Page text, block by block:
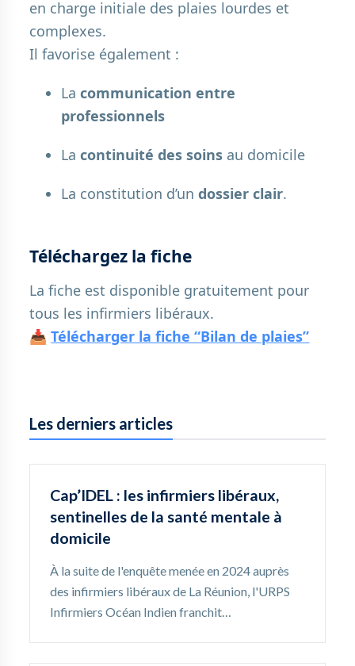
en charge initiale des plaies lourdes et
complexes.
Il favorise également :
Lacommunication entre
professionnels
Lacontinuité des soins au domicile
La constitution d’undossier clair.
Téléchargez la fiche
La fiche est disponible gratuitement pour
tous les infirmiers libéraux.
📥Télécharger la fiche “Bilan de plaies”
Les derniers articles
Cap’IDEL : les infirmiers libéraux,
sentinelles de la santé mentale à
domicile
À la suite de l'enquête menée en 2024 auprès
des infirmiers libéraux de La Réunion, l'URPS
Infirmiers Océan Indien franchit…